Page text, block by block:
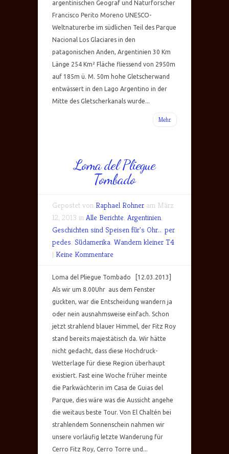
argentinischen Geograf und Naturforscher
Francisco Perito Moreno UNESCO-
Weltnaturerbe im südlichen Teil des Parque
Nacional Los Glaciares in den
patagonischen Anden, Argentinien 30 Km
Länge 254 Km² Fläche fliessend von 2950m
auf 185m ü. M. 50m hohe Gletscherwand
entwässert in den Lago Argentino in der
Mitte des Gletscherkanals wurde...
Mehr
Loma del Pliegue
Tombado
Gepostet von Raphael Rohner am März
12, 2013 in Alle Berichte, Argentinien,
Geschichten sind Speisen für's Ohr.., per
pedes, Südamerika, Wandern kleiner T4
| Keine Kommentare
Loma del Pliegue Tombado [12.03.2013]
Als wir um 8.00Uhr aus dem Fenster
guckten, war die Entscheidung wandern ja
oder nein ausnahmsweise einfach. Schon
jetzt strahlend blauer Himmel, der Fitz Roy
stand bereits majestätisch da. Wir hätte
nicht gedacht, dass diese Hochdruck-
Wetterlage für diese Region überhaupt
existiert. Fast eine Woche früher meinte
die Parkwächterin im Casa de Guias del
Parque, dies wäre was die Aussicht angehe
die weitaus beste Tour. Von El Chaltén bei
strahlendem Sonnenschein nahmen wir
unsere vorläufig letzte Wanderung für
Cerro Fitz Roy, Cerro Torre und...